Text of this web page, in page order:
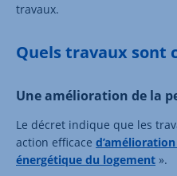
travaux.
Quels travaux sont
Une amélioration de la
Le décret indique que les
action efficace
énergétique du logement ».